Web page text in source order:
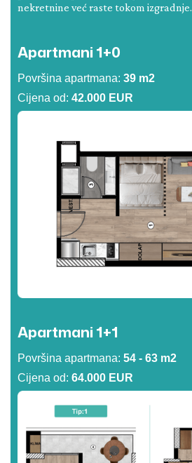
nekretnine već raste tokom izgradnje.
Apartmani 1+0
Površina apartmana: 39 m2
Cijena od: 42.000 EUR
Apartmani 1+1
Površina apartmana: 54 - 63 m2
Cijena od: 64.000 EUR